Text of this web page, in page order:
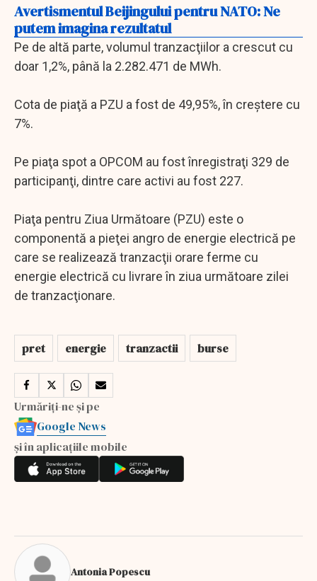
Avertismentul Beijingului pentru NATO: Ne
putem imagina rezultatul
Pe de altă parte, volumul tranzacţiilor a crescut cu
doar 1,2%, până la 2.282.471 de MWh.
Cota de piaţă a PZU a fost de 49,95%, în creştere cu
7%.
Pe piaţa spot a OPCOM au fost înregistraţi 329 de
participanţi, dintre care activi au fost 227.
Piaţa pentru Ziua Următoare (PZU) este o
componentă a pieţei angro de energie electrică pe
care se realizează tranzacţii orare ferme cu
energie electrică cu livrare în ziua următoare zilei
de tranzacţionare.
pret energie tranzactii burse
Urmăriți-ne și pe
Google News
și în aplicațiile mobile
Antonia Popescu